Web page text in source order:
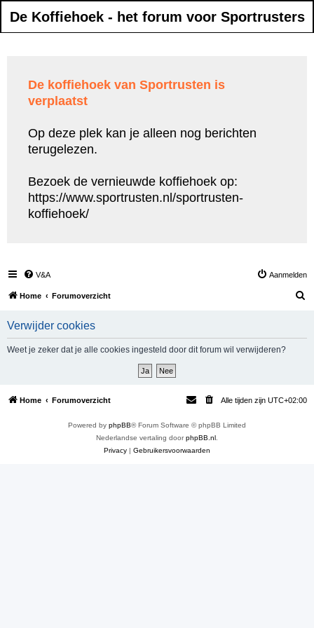
De Koffiehoek - het forum voor Sportrusters
De koffiehoek van Sportrusten is
verplaatst
Op deze plek kan je alleen nog berichten
terugelezen.
Bezoek de vernieuwde koffiehoek op:
https://www.sportrusten.nl/sportrusten-
koffiehoek/
V&A Aanmelden
Home Forumoverzicht
Verwijder cookies
Weet je zeker dat je alle cookies ingesteld door dit forum wil verwijderen?
Home Forumoverzicht Alle tijden zijn UTC+02:00
Powered by phpBB® Forum Software © phpBB Limited
Nederlandse vertaling doorphpBB.nl
Privacy | Gebruikersvoorwaarden